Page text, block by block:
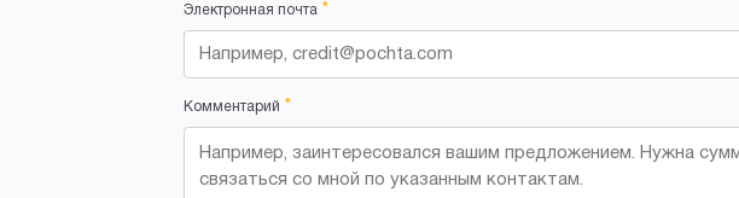
Электронная почта*
Комментарий *